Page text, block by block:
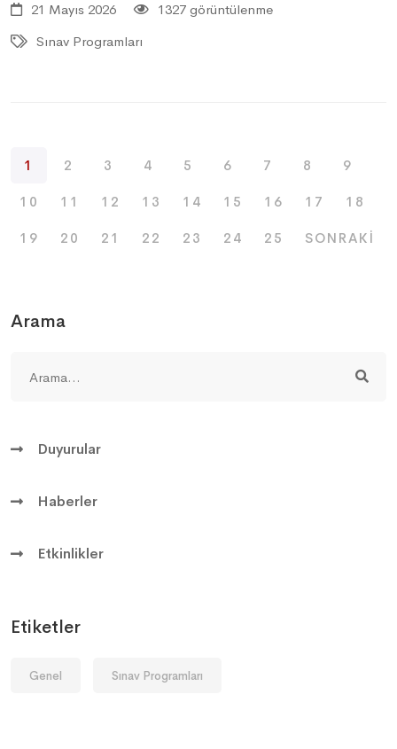
Arama
Duyurular
Haberler
Etkinlikler
Etiketler
Genel Sınav Programları
21 Mayıs 2026
1327 görüntülenme
Sınav Programları
1 2 3 4 5 6 7 8 9
10 11 12 13 14 15 16 17 18
19 20 21 22 23 24 25 SONRAKI